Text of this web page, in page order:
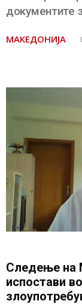
документите
МАКЕДОНИЈА
Следење на
испостави